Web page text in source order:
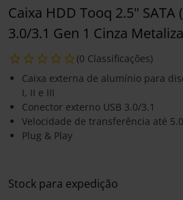
Caixa HDD Tooq 2.5" SATA
3.0/3.1 Gen 1 Cinza
(0 Classificações)
Caixa externa de alumínio para
I, II e III
Conector externo USB 3.0/3.1
Velocidade de transferência até
Plug & Play
Stock para expedição